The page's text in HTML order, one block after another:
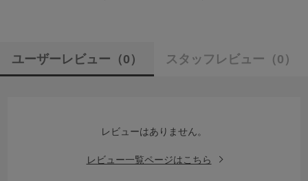
ユーザーレビュー （0） スタッフレビュー （0）
レビューはありません。
レビュー一覧ページはこちら